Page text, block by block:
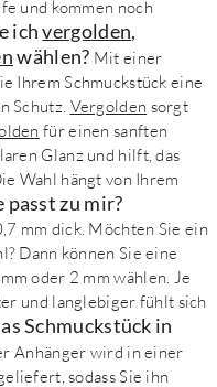
und kommen noch
ichvergolden,
wählen? Mit einer
Ihrem Schmuckstück eine
Schutz. Vergolden sorgt
für einen sanften
Glanz und hilft, das
Wahl hängt von Ihrem
passt zu mir?
mm dick. Möchten Sie ein
Dann können Sie eine
oder 2 mm wählen. Je
und langlebiger fühlt sich
Schmuckstück in
Anhänger wird in einer
sodass Sie ihn